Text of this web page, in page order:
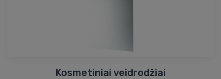
Kosmetiniai veidrodžiai